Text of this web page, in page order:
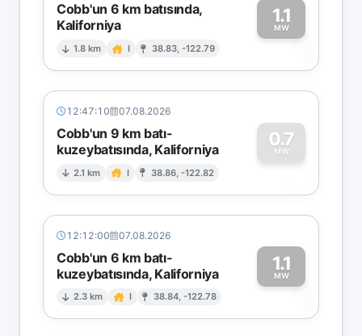
Cobb'un 6 km batısında,
Kaliforniya
1.8 km I 38.83, -122.79
1.1
MW1
12:47:10 07.08.2026
Cobb'un 9 km batı-
kuzeybatısında, Kaliforniya
2.1 km I 38.86, -122.82
0.7
MW
0
12:12:00 07.08.2026
Cobb'un 6 km batı-
kuzeybatısında, Kaliforniya
2.3 km I 38.84, -122.78
1.1
MW1